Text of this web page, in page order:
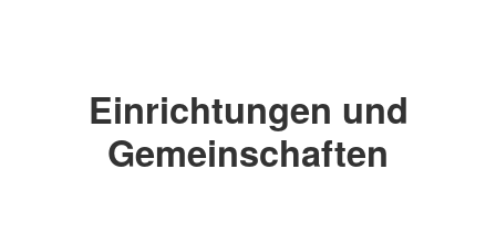
Einrichtungen und
Gemeinschaften